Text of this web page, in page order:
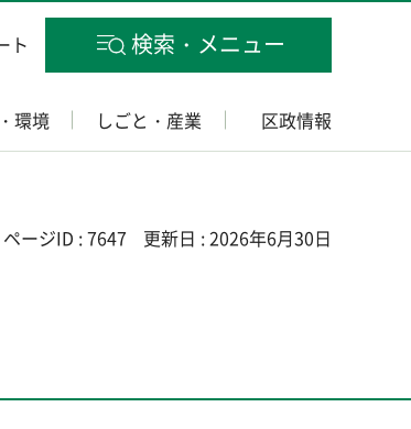
ト 検索・メニュー
環境 しごと・産業 区政情報
ページID : 7647 更新日 : 2026年6月30日